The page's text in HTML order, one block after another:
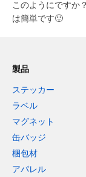
このようにですか
は簡単です🙂
製品
ステッカー
ラベル
マグネット
缶バッジ
梱包材
アパレル